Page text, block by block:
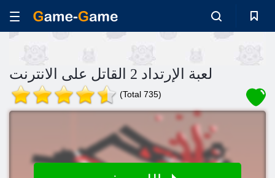
لعبة الإرتداد 2 القاتل على الانترنت
(Total 735)